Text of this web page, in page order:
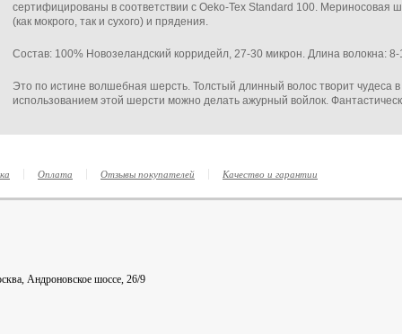
сертифицированы в соответствии с Oeko-Tex Standard 100. Мериносовая
(как мокрого, так и сухого) и прядения.
Состав: 100% Новозеландский корридейл, 27-30 микрон. Длина волокна: 8-
Это по истине волшебная шерсть. Толстый длинный волос творит чудеса
использованием этой шерсти можно делать ажурный войлок.
Оплата Отзывы покупателей Качество и гарантии
Андроновское шоссе, 26/9